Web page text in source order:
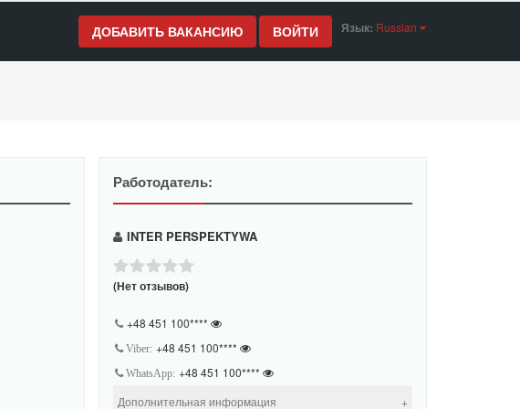
ДОБАВИТЬ ВАКАНСИЮ ВОЙТИ Язык: Russian
Работодатель:
INTER PERSPEKTYWA
(Нет отзывов)
+48 451 100****
Viber: +48 451 100****
WhatsApp: +48 451 100****
Дополнительная информация